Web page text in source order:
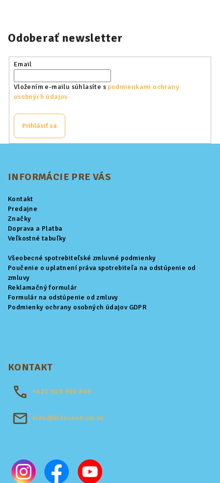
Odoberať newsletter
Email
Vložením e-mailu súhlasíte s podmienkami ochrany
osobných údajov
Prihlásiť sa
INFORMÁCIE PRE VÁS
Kontakt
Predajne
Značky
Doprava a Platba
Veľkostné tabuľky
Všeobecné spotrebiteľské zmluvné podmienky
Poučenie o uplatnení práva spotrebiteľa na odstúpenie od
zmluvy
Reklamačný formulár
Formulár na odstúpenie od zmluvy
Podmienky ochrany osobných údajov GDPR
KONTAKT
+421 918 969 846
kido@kidocentrum.sk